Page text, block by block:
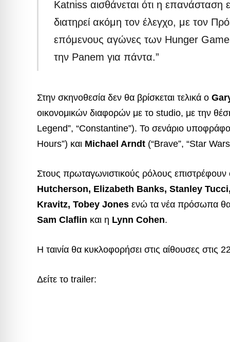
Katniss αισθάνεται ότι η
διατηρεί ακόμη τον έλεγχο, με τον
επόμενους αγώνες των Hunger
την Panem για πάντα.”
Στην σκηνοθεσία δεν θα βρίσκεται τελικά ο
οικονομικών διαφορών με το studio, με την
Legend”, “Constantine”). Το σενάριο
Hours”) και Michael Arndt (“Brave”, “Star
Στους πρωταγωνιστικούς ρόλους επιστρέφουν
Hutcherson, Elizabeth Banks, Stanley
Kravitz, Tobey Jones ενώ τα νέα πρόσωπα θα
Sam Claflin και η Lynn Cohen.
Η ταινία θα κυκλοφορήσει στις αίθουσες στις
Δείτε το trailer: